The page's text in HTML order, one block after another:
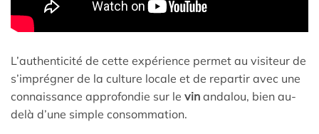
L’authenticité de cette expérience permet au visiteur de
s’imprégner de la culture locale et de repartir avec une
connaissance approfondie sur le vin andalou, bien au-
delà d’une simple consommation.